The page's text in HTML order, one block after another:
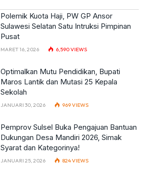
Polemik Kuota Haji, PW GP Ansor
Sulawesi Selatan Satu Intruksi Pimpinan
Pusat
MARET 16, 2026 6,590VIEWS
Optimalkan Mutu Pendidikan, Bupati
Maros Lantik dan Mutasi 25 Kepala
Sekolah
JANUARI 30, 2026 969VIEWS
Pemprov Sulsel Buka Pengajuan Bantuan
Dukungan Desa Mandiri 2026, Simak
Syarat dan Kategorinya!
JANUARI 25, 2026 824VIEWS